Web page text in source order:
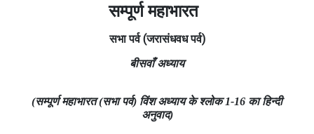
सम्पूर्ण महाभारत
सभापर्व(जरासंधवधपर्व)
बीसवाँ अध्याय
(सम्पूर्ण महाभारत (सभा पर्व) विंश अध्याय के श्लोक 1-16 का हिन्दी
अनुवाद)